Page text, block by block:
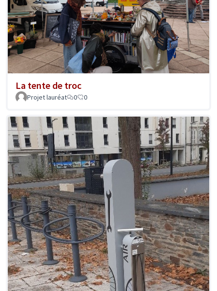
La tente de troc
Projet lauréat 0 0